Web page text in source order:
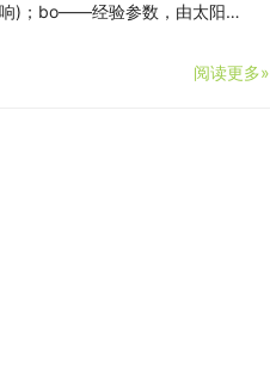
响)；bo——经验参数，由太阳…
阅读更多»